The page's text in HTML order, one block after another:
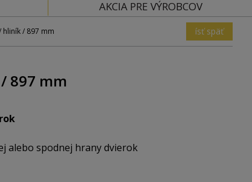
AKCIA PRE VÝROBCOV
hliník / 897 mm ísť späť
897 mm
alebo spodnej hrany dvierok